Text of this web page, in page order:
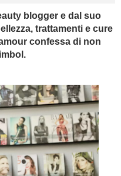
blogger e dal suo
trattamenti e cure
confessa di non